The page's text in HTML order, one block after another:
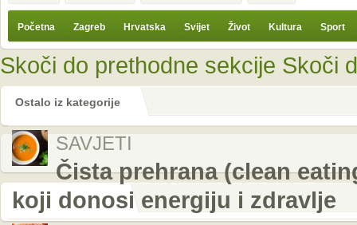
Početna Zagreb Hrvatska Svijet Život Kultura Sport
Skoči do prethodne sekcije Skoči
Ostalo iz kategorije
SAVJETI
Čista prehrana (clean
koji donosi energiju i zdravlje